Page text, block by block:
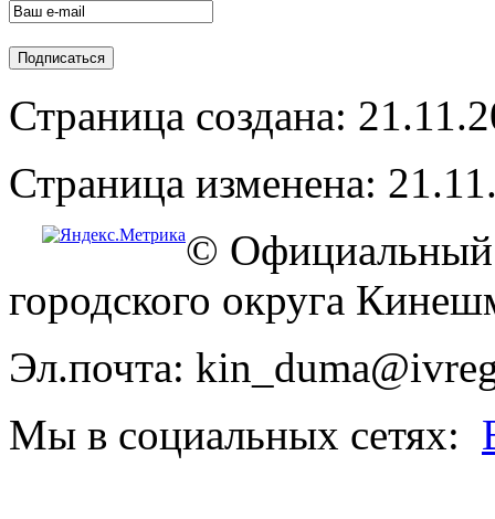
Страница создана:
Страница изменена:
© Официальный
городского округа
Эл.почта:
Мы в социальных сетях: